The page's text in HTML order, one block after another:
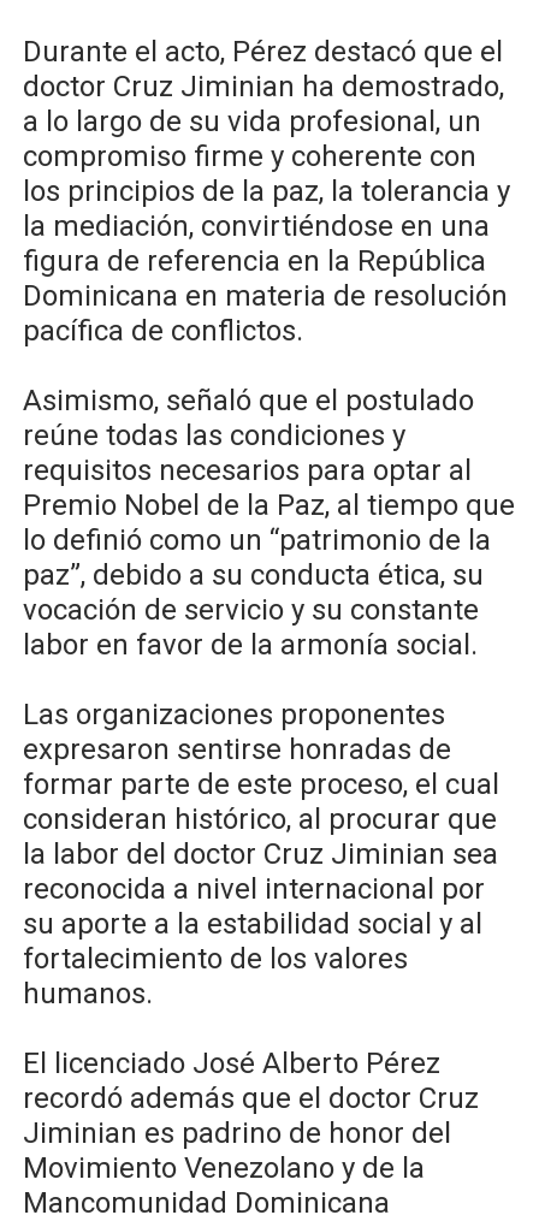
Durante el acto, Pérez destacó que el
doctor Cruz Jiminian ha demostrado,
a lo largo de su vida profesional, un
compromiso firme y coherente con
los principios de la paz, la tolerancia y
la mediación, convirtiéndose en una
figura de referencia en la República
Dominicana en materia de resolución
pacífica de conflictos.
Asimismo, señaló que el postulado
reúne todas las condiciones y
requisitos necesarios para optar al
Premio Nobel de la Paz, al tiempo que
lo definió como un “patrimonio de la
paz”, debido a su conducta ética, su
vocación de servicio y su constante
labor en favor de la armonía social.
Las organizaciones proponentes
expresaron sentirse honradas de
formar parte de este proceso, el cual
consideran histórico, al procurar que
la labor del doctor Cruz Jiminian sea
reconocida a nivel internacional por
su aporte a la estabilidad social y al
fortalecimiento de los valores
humanos.
El licenciado José Alberto Pérez
recordó además que el doctor Cruz
Jiminian es padrino de honor del
Movimiento Venezolano y de la
Mancomunidad Dominicana